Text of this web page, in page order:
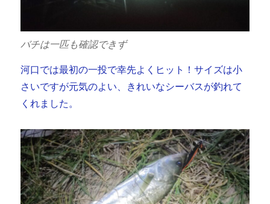
バチは一匹も確認できず
河口では最初の一投で幸先よくヒット！サイズは小
さいですが元気のよい、きれいなシーバスが釣れて
くれました。